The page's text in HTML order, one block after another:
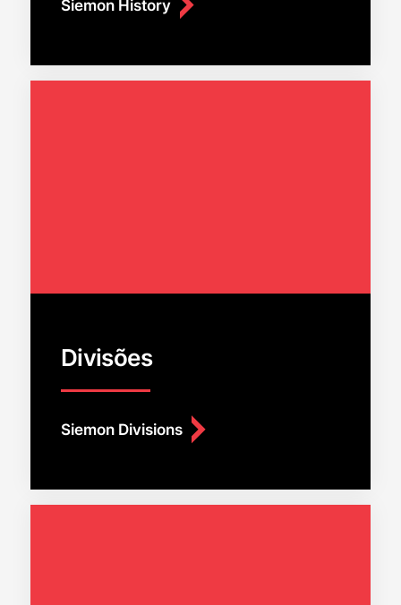
Siemon History
Divisões
Siemon Divisions